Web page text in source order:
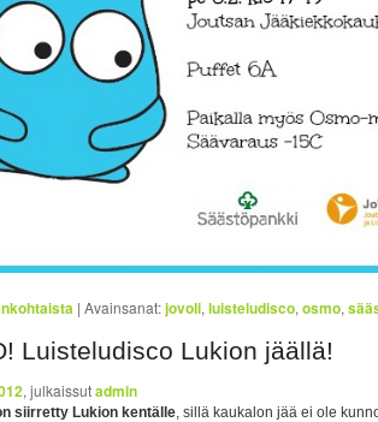
|Avainsanat:jovoli,luisteludisco,osmo,
Luisteludisco Lukion jäällä!
, julkaissutadmin
siirretty Lukion kentälle , sillä kaukalon jää ei ole